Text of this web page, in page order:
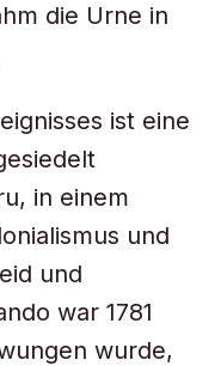
die Urne in
ist eine
in einem
und
und
war 1781
wurde,